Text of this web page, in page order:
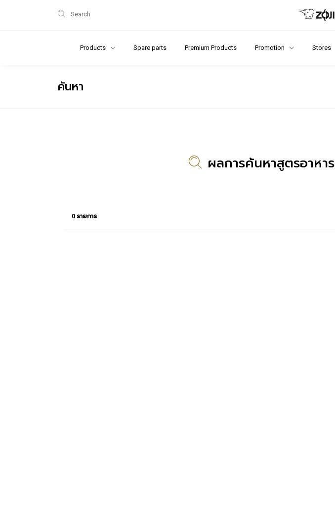
Search
Products Spare parts Premium Products Promotion Stores
ค้นหา
ผลการค้นหาสูตรอาหาร
0 รายการ